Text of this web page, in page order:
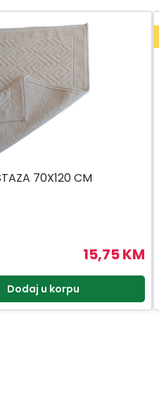
70X120 CM
15,75 KM
Dodaj u korpu